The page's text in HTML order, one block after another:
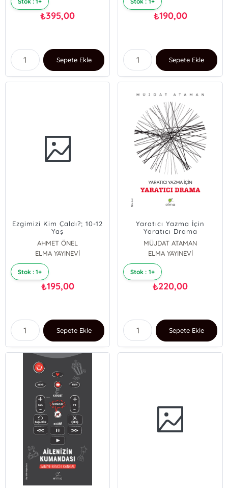
₺395,00
Sepete Ekle
₺190,00
Sepete Ekle
Ezgimizi Kim Çaldı?; 10-12
Yaş
AHMET ÖNEL
ELMA YAYINEVİ
Stok : 1+
₺195,00
Sepete Ekle
Yaratıcı Yazma İçin
Yaratıcı Drama
MÜJDAT ATAMAN
ELMA YAYINEVİ
Stok : 1+
₺220,00
Sepete Ekle